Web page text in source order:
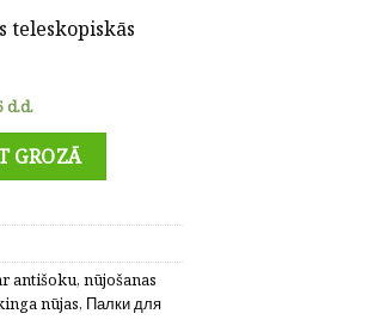
teleskopiskās
d.d.
melnas + stiprināti gumijas uzgaļi quantity
GROZĀ
antišoku, nūjošanas
nūjas, Палки для